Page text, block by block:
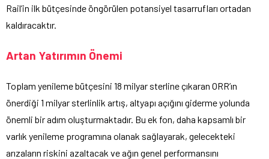
Rail’in ilk bütçesinde öngörülen potansiyel tasarrufları ortadan
kaldıracaktır.
Artan Yatırımın Önemi
Toplam yenileme bütçesini 18 milyar sterline çıkaran ORR’ın
önerdiği 1 milyar sterlinlik artış, altyapı açığını giderme yolunda
önemli bir adım oluşturmaktadır. Bu ek fon, daha kapsamlı bir
varlık yenileme programına olanak sağlayarak, gelecekteki
arızaların riskini azaltacak ve ağın genel performansını